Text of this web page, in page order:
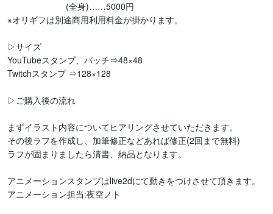
※オリギフは別途商用利用料金が掛かります。
▷サイズ
YouTubeスタンプ、バッチ⇒48×48
Twitchスタンプ ⇒128×128
▷ご購入後の流れ
まずイラスト内容についてヒアリングさせていただきます。
その後ラフを作成し、加筆修正などあれば修正(2回まで無料)
ラフが固まりましたら清書、納品となります。
アニメーションスタンプはlive2dにて動きをつけさせて頂きます。
アニメーション担当:夜空ノト